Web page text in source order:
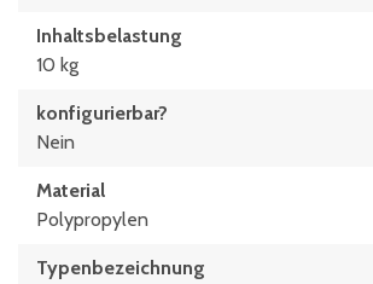
Inhaltsbelastung
10 kg
konfigurierbar?
Nein
Material
Polypropylen
Typen­be­zeich­nung